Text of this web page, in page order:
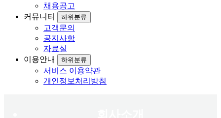
채용공고
커뮤니티
하위분류
고객문의
공지사항
자료실
이용안내
하위분류
서비스 이용약관
개인정보처리방침